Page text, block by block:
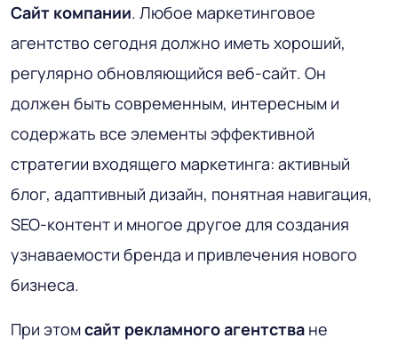
Сайт компании. Любое маркетинговое
агентство сегодня должно иметь хороший,
регулярно обновляющийся веб-сайт. Он
должен быть современным, интересным и
содержать все элементы эффективной
стратегии входящего маркетинга: активный
блог, адаптивный дизайн, понятная навигация,
SEO-контент и многое другое для создания
узнаваемости бренда и привлечения нового
бизнеса.
При этомсайт рекламного агентства не